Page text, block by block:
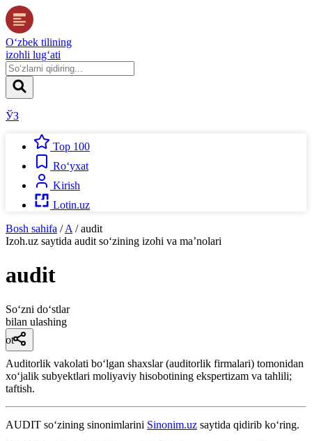
O‘zbek tilining
izohli lug‘ati
ЎЗ
Top 100
Ro‘yxat
Kirish
Lotin.uz
Bosh sahifa / A / audit
Izoh.uz saytida audit so‘zining izohi va ma’nolari
audit
So‘zni do‘stlar
bilan ulashing
ot
Auditorlik vakolati boʻlgan shaxslar (auditorlik firmalari) tomonidan
xoʻjalik subyektlari moliyaviy hisobotining ekspertizam va tahlili;
taftish.
AUDIT so‘zining sinonimlarini Sinonim.uz saytida qidirib ko‘ring.